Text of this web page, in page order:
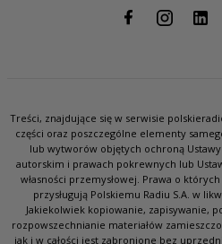
Treści, znajdujące się w serwisie
części oraz poszczególne elementy
lub wytworów objętych ochroną
autorskim i prawach pokrewnych lub
własności przemysłowej. Prawa o
przysługują Polskiemu Radiu S.A. w
Jakiekolwiek kopiowanie, zapisywanie,
rozpowszechnianie materiałów
jak i w całości jest zabronione bez